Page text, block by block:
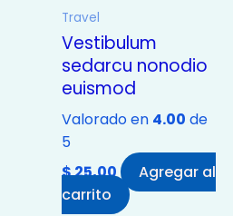
Travel
Vestibulum
sedarcu nonodio
euismod
Valorado en 4.00 de
5
$25,00
Agregar al
carrito